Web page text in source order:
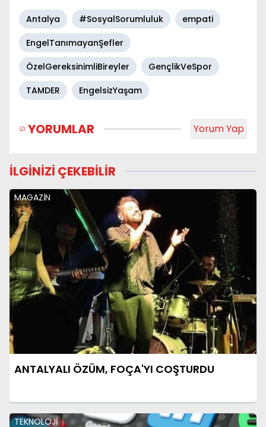
Antalya #SosyalSorumluluk
empati
EngelTanımayanŞefler
ÖzelGereksinimliBireyler
GençlikVeSpor
TAMDER
EngelsizYaşam
YORUMLAR Yorum Yap
İLGİNİZİ ÇEKEBİLİR
MAGAZİN
ANTALYALI ÖZÜM, FOÇA'YI COŞTURDU
TEKNOLOJİ